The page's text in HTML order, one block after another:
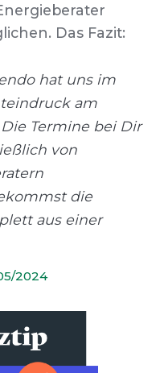
Das Fazit:
hat uns im
am
Termine bei Dir
von
die
aus einer
2024